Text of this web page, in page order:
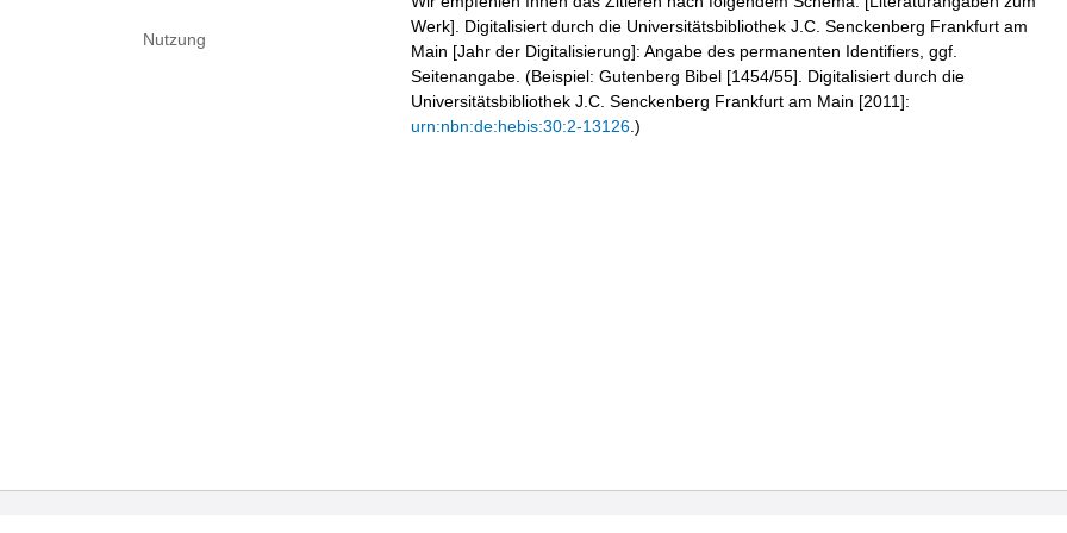
Nutzung
Werk]. Digitalisiert durch die Universitätsbibliothek J.C. Senckenberg Frankfurt am
Main [Jahr der Digitalisierung]: Angabe des permanenten Identifiers, ggf.
Seitenangabe. (Beispiel: Gutenberg Bibel [1454/55]. Digitalisiert durch die
Universitätsbibliothek J.C. Senckenberg Frankfurt am Main [2011]:
urn:nbn:de:hebis:30:2-13126 .)